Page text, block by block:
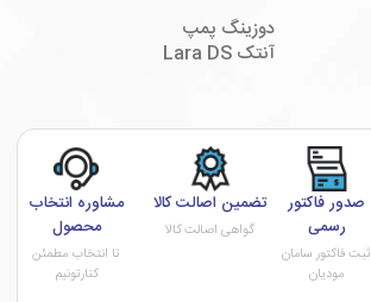
دوزینگ پمپ
آنتک Lara DS
صدور فاکتور
رسمی
ثبت فاکتور سامان
مودیان
تضمین اصالت کالا
گواهی اصالت کالا
مشاوره انتخاب
محصول
تا انتخاب مطمئن
کنارتونیم